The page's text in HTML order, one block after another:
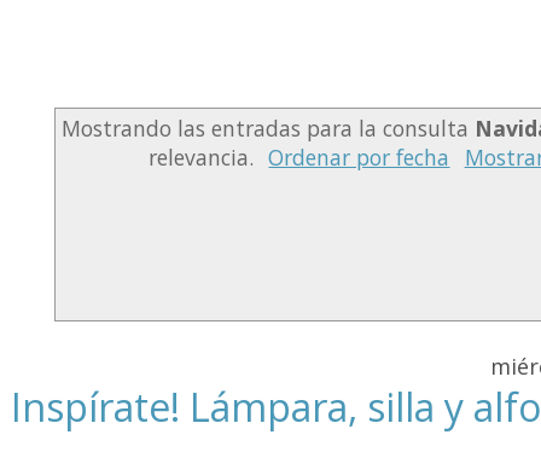
Mostrando las entradas para la consulta
relevancia. Ordenar por fecha
Inspírate! Lámpara, silla y